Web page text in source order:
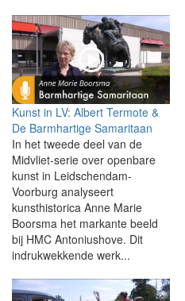
Kunst in LV: Albert Termote &
De Barmhartige Samaritaan
In het tweede deel van de
Midvliet-serie over openbare
kunst in Leidschendam-
Voorburg analyseert
kunsthistorica Anne Marie
Boorsma het markante beeld
bij HMC Antoniushove. Dit
indrukwekkende werk...